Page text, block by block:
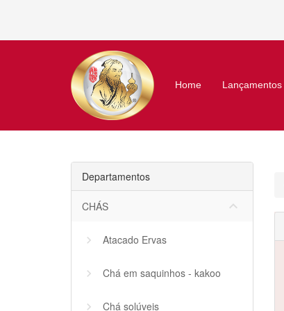
Home Lançamentos
Departamentos
CHÁS keyboard_arrow_down
Atacado Ervas
Chá em saquinhos - kakoo
Chá solúveis